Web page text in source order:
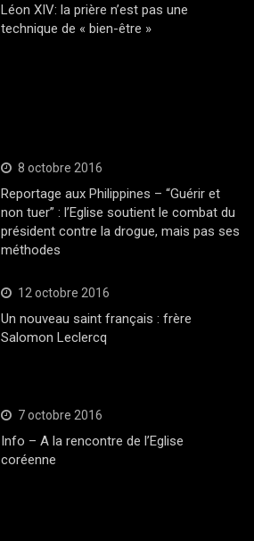
Léon XIV: la prière n’est pas une
technique de « bien-être »
8 octobre 2016
Reportage aux Philippines – “Guérir et
non tuer” : l’Eglise soutient le combat du
président contre la drogue, mais pas ses
méthodes
12 octobre 2016
Un nouveau saint français : frère
Salomon Leclercq
7 octobre 2016
Info – A la rencontre de l’Eglise
coréenne